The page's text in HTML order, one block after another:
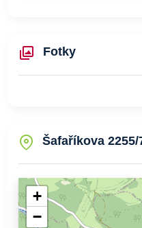
Fotky
Šafaříkova
+
−